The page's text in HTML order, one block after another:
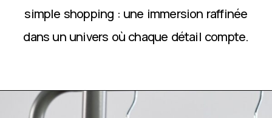
simple shopping : une immersion raffinée
dans un univers où chaque détail compte.